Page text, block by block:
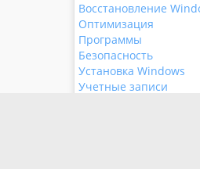
Восстановление
Оптимизация
Программы
Безопасность
Установка Windows
Учетные записи